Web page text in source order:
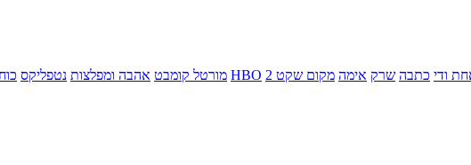
כתבה שרק אימה מקום שקט 2 HBO מורטל קומבט אהבה ומפלצות נטפליקס